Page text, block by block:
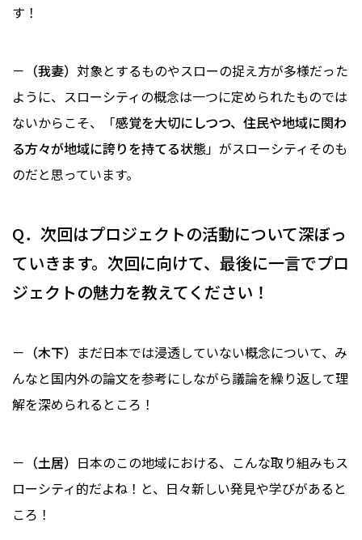
す！
－（我妻） 対象とするものやスローの捉え方が多様だった
ように、スローシティの概念は一つに定められたものでは
ないからこそ、「感覚を大切にしつつ、住民や地域に関わ
る方々が地域に誇りを持てる状態」がスローシティそのも
のだと思っています。
Q．次回はプロジェクトの活動について深ぼっ
ていきます。次回に向けて、最後に一言でプロ
ジェクトの魅力を教えてください！
－（木下） まだ日本では浸透していない概念について、み
んなと国内外の論文を参考にしながら議論を繰り返して理
解を深められるところ！
－（土居） 日本のこの地域における、こんな取り組みもス
ローシティ的だよね！と、日々新しい発見や学びがあると
ころ！